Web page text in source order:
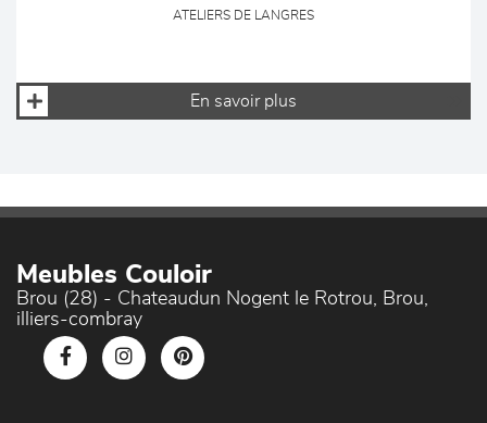
ATELIERS DE LANGRES
En savoir plus
Meubles Couloir
Brou (28) - Chateaudun Nogent le Rotrou, Brou,
illiers-combray